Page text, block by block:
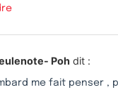
Poh dit :
me fait penser ,